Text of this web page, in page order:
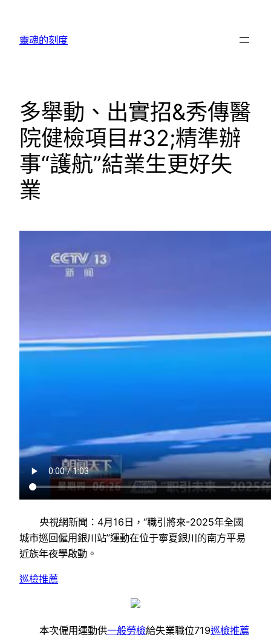
靈魂的刻度
多舉動、出實招&秀傳醫
院健檢項目#32;精準辦
事“護航”結業生更好失
業
央視網新聞：4月16日，“職引將來-2025年全國
城市巡回僱用銀川站”運動在位于寧夏銀川的南方平易
近族年夜學啟動。
巡檢推薦
本次僱用運動供一般勞檢給失業職位719巡檢推薦